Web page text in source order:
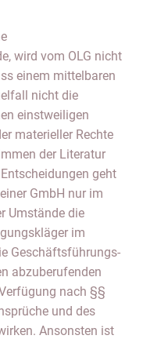
wird vom OLG nicht
einem mittelbaren
nicht die
einstweiligen
materieller Rechte
der Literatur
geht
GmbH nur im
Umstände die
im
Geschäftsführungs-
abzuberufenden
nach §§
und des
Ansonsten ist